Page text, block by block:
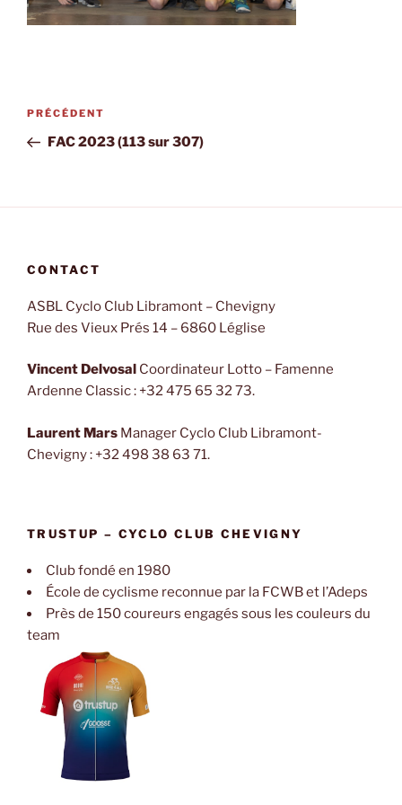
Navigation
l’article
Article
précédent
PRÉCÉDENT
FAC 2023 (113 sur 307)
CONTACT
ASBL Cyclo Club Libramont – Chevigny
Rue des Vieux Prés 14 – 6860 Léglise
Vincent Delvosal Coordinateur Lotto – Famenne
Ardenne Classic : +32 475 65 32 73.
Laurent Mars Manager Cyclo Club Libramont-
Chevigny : +32 498 38 63 71.
TRUSTUP – CYCLO CLUB CHEVIGNY
Club fondé en 1980
École de cyclisme reconnue par la FCWB et l’Adeps
Près de 150 coureurs engagés sous les couleurs du
team